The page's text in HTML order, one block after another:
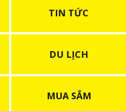
TIN TỨC
DU LỊCH
MUA SẮM